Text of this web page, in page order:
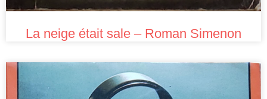
La neige était sale – Roman Simenon